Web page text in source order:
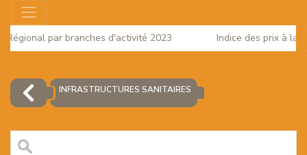
par branches d'activité 2023
Indice des prix à la
INFRASTRUCTURES SANITAIRES